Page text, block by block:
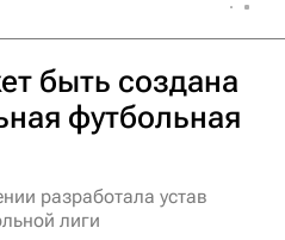
быть создана
футбольная
разработала устав
лиги